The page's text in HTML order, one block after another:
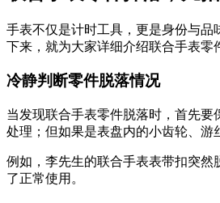
手表不仅是计时工具，更是身份与
下来，就为大家详细介绍联合手表零
冷静判断零件脱落情况
当发现联合手表零件脱落时，首先
处理；但如果是表盘内的小齿轮、游
例如，李先生的联合手表表带扣突
了正常使用。